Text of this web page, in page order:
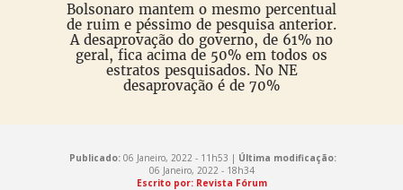
Bolsonaro mantem o mesmo percentual
de ruim e péssimo de pesquisa anterior.
A desaprovação do governo, de 61% no
geral, fica acima de 50% em todos os
estratos pesquisados. No NE
desaprovação é de 70%
Publicado: 06 Janeiro, 2022 - 11h53 | Última modificação:
06 Janeiro, 2022 - 18h34
Escrito por: Revista Fórum